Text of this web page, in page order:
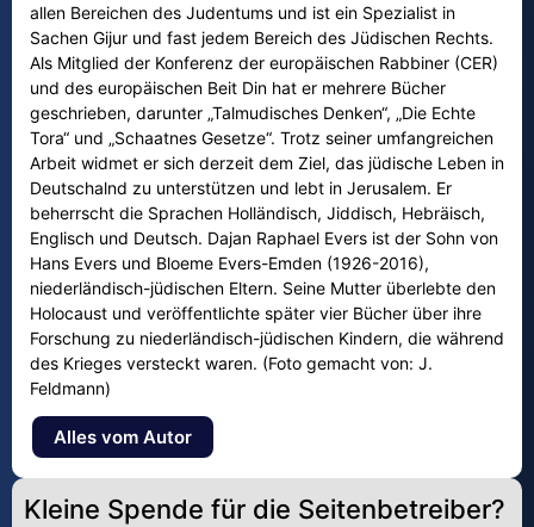
allen Bereichen des Judentums und ist ein Spezialist in
Sachen Gijur und fast jedem Bereich des Jüdischen Rechts.
Als Mitglied der Konferenz der europäischen Rabbiner (CER)
und des europäischen Beit Din hat er mehrere Bücher
geschrieben, darunter „Talmudisches Denken“, „Die Echte
Tora“ und „Schaatnes Gesetze“. Trotz seiner umfangreichen
Arbeit widmet er sich derzeit dem Ziel, das jüdische Leben in
Deutschalnd zu unterstützen und lebt in Jerusalem. Er
beherrscht die Sprachen Holländisch, Jiddisch, Hebräisch,
Englisch und Deutsch. Dajan Raphael Evers ist der Sohn von
Hans Evers und Bloeme Evers-Emden (1926-2016),
niederländisch-jüdischen Eltern. Seine Mutter überlebte den
Holocaust und veröffentlichte später vier Bücher über ihre
Forschung zu niederländisch-jüdischen Kindern, die während
des Krieges versteckt waren. (Foto gemacht von: J.
Feldmann)
Alles vom Autor
Kleine Spende für die Seitenbetreiber?